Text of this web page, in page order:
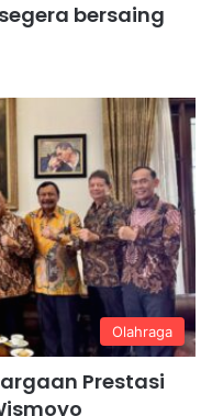
bersaing
Olahraga
Prestasi